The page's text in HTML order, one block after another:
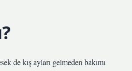
de kış ayları gelmeden bakımı